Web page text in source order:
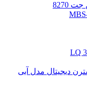
دیجیتال مدل آبی